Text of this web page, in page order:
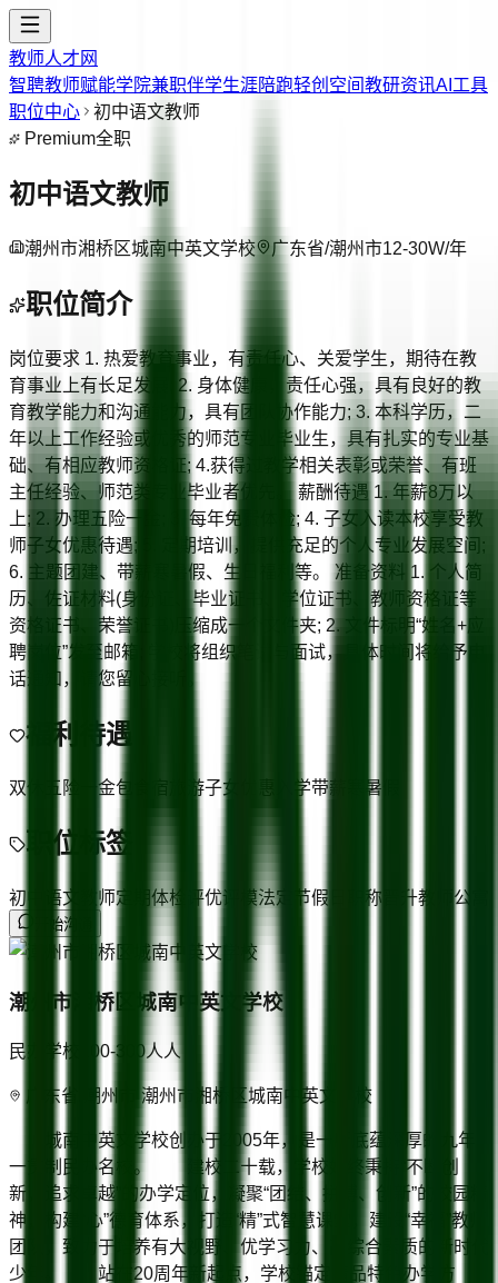
教师人才网
智聘教师赋能学院兼职伴学生涯陪跑轻创空间教研资讯AI工具
职位中心
初中语文教师
Premium全职
初中语文教师
潮州市湘桥区城南中英文学校 广东省/潮州市12-30W/年
职位简介
岗位要求 1. 热爱教育事业，有责任心、关爱学生，期待在教
育事业上有长足发展; 2. 身体健康，责任心强，具有良好的教
育教学能力和沟通能力，具有团队协作能力; 3. 本科学历，二
年以上工作经验或优秀的师范专业毕业生，具有扎实的专业基
础、有相应教师资格证; 4.获得过教学相关表彰或荣誉、有班
主任经验、师范类专业毕业者优先。 薪酬待遇 1. 年薪8万以
上; 2. 办理五险一金; 3. 每年免费体检; 4. 子女入读本校享受教
师子女优惠待遇; 5. 定期培训，提供充足的个人专业发展空间;
6. 主题团建、带薪寒暑假、生日福利等。 准备资料 1. 个人简
历、佐证材料(身份证、毕业证书、学位证书、教师资格证等
资格证书、荣誉证书)压缩成一个文件夹; 2. 文件标明“姓名+应
聘岗位”发至邮箱; 学校将组织笔试与面试，具体时间将给予电
话通知，请您留心接听。
福利待遇
双休 五险一金包食宿 旅游子女优惠入学带薪寒暑假
职位标签
初中语文教师定期体检 评优评模法定节假日 职称晋升教师公寓
开始沟通
潮州市湘桥区城南中英文学校
民办学校 100-300人 人
广东省/潮州市 潮州市湘桥区城南中英文学校
城南中英文学校创办于2005年，是一所底蕴深厚的九年
一贯制民办名校。 建校二十载，学校始终秉持“不断创
新，追求卓越”的办学定位，凝聚“团结、拼搏、创新”的校园精
神，构建“心”德育体系，打造“精”式智慧课堂，建设“幸福”教师
团队，致力于培养有大视野、优学习力、高综合素质的新时代
少年。 站在20周年新起点，学校锚定精品特色办学方